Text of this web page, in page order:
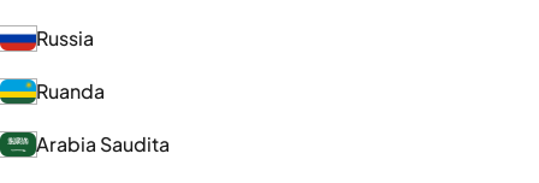
Russia
Ruanda
Arabia Saudita